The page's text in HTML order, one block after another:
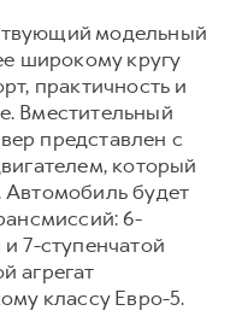
модельный
широкому кругу
практичность и
Вместительный
представлен с
который
Автомобиль будет
6-
7-ступенчатой
агрегат
классу Евро-5.